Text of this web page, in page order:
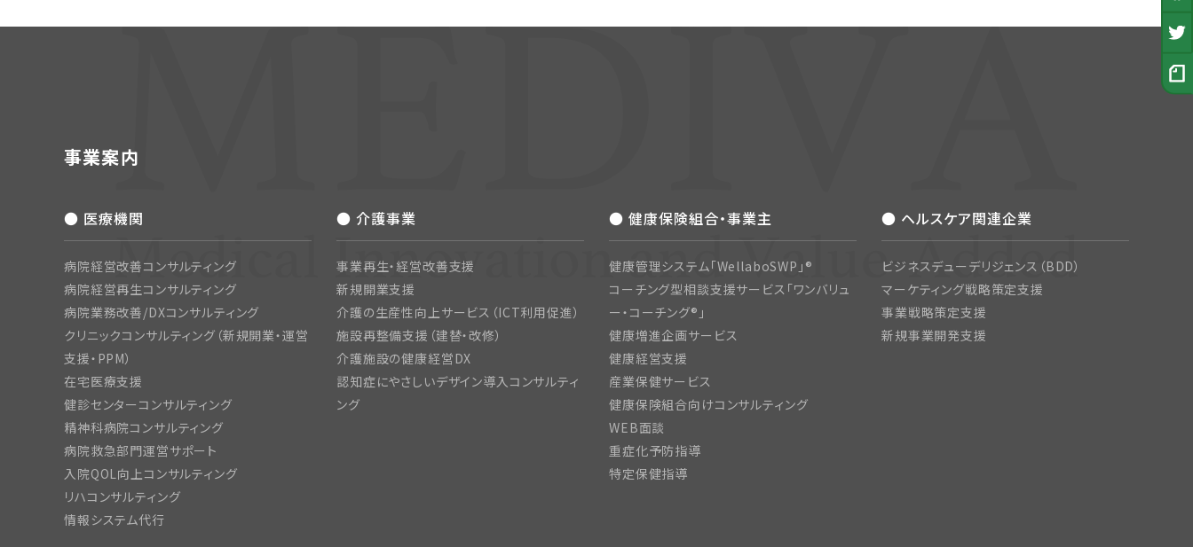
公式Facebook
採用Twitter
事業案内
● 医療機関
病院経営改善コンサルティング
病院経営再生コンサルティング
病院業務改善/DXコンサルティング
クリニックコンサルティング（新規開業・運営
支援・PPM）
在宅医療支援
健診センターコンサルティング
精神科病院コンサルティング
病院救急部門運営サポート
入院QOL向上コンサルティング
リハコンサルティング
情報システム代行
● 介護事業
事業再生・経営改善支援
新規開業支援
介護の生産性向上サービス（ICT利用促進）
施設再整備支援（建替・改修）
介護施設の健康経営DX
認知症にやさしいデザイン導入コンサルティ
ング
● 健康保険組合・事業主
健康管理システム「WellaboSWP」®
コーチング型相談支援サービス「ワンバリュ
ー・コーチング®」
健康増進企画サービス
健康経営支援
産業保健サービス
健康保険組合向けコンサルティング
WEB面談
重症化予防指導
特定保健指導
● ヘルスケア関連企業
ビジネスデューデリジェンス（BDD）
マーケティング戦略策定支援
事業戦略策定支援
新規事業開発支援